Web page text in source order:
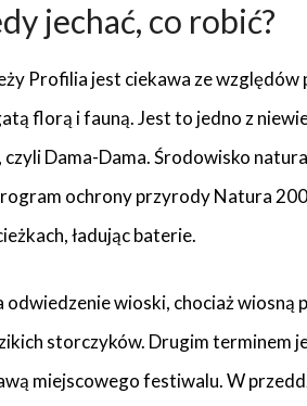
jechać, co robić?
Profilia jest ciekawa ze względów
florą i fauną. Jest to jedno z
Dama-Dama. Środowisko
ochrony przyrody Natura
ładując baterie.
odwiedzenie wioski, chociaż wiosną
storczyków. Drugim terminem
miejscowego festiwalu. W